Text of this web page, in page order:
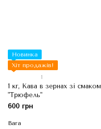
Новинка
Хіт продажів!
1
1 кг, Кава в зернах зі смаком
"Трюфель"
600 грн
Вага